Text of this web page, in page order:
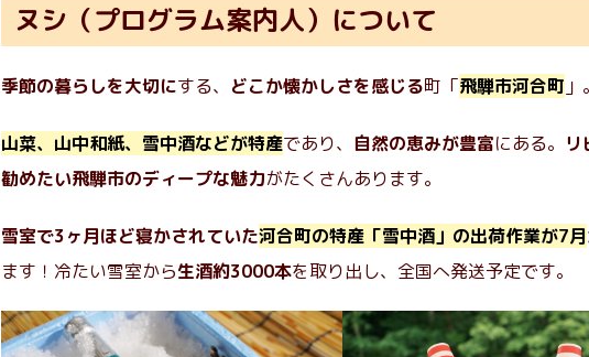
ヌシ（プログラム案内人）について
季節の暮らしを大切にする、 どこか懐かしさを感じる町「飛騨市河合町
山菜、山中和紙、雪中酒などが特産であり、 自然の恵みが豊富にある。 リ
勧めたい飛騨市のディープな魅力がたくさんあります。
雪室で3ヶ月ほど寝かされていた河合町の特産「雪中酒」の出荷作業が7月
ます！冷たい雪室から生酒約3000本を取り出し、全国へ発送予定です。